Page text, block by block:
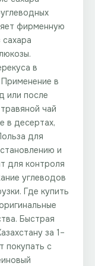
фирменную
в
в
или после
чай
в десертах,
для
и
для контроля
углеводов
Где купить
Быстрая
за 1–
покупать с